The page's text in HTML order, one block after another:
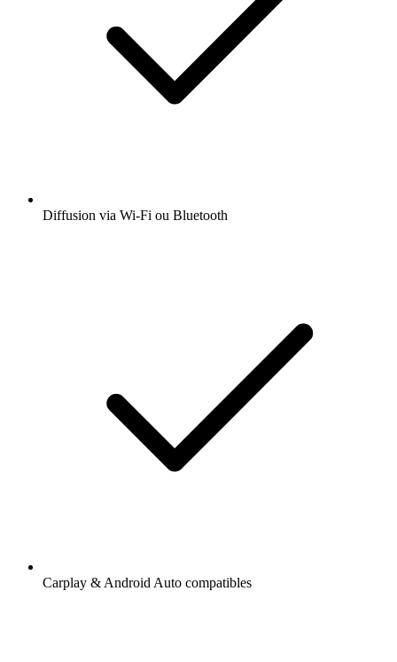
Diffusion via Wi-Fi ou Bluetooth
Carplay & Android Auto compatibles